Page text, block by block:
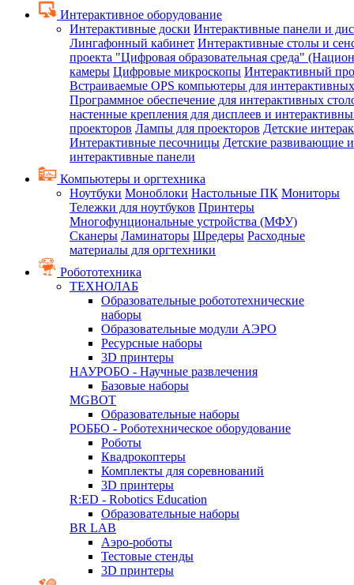
Интерактивное оборудование
Интерактивные доски Интерактивные панели и
Лингафонный кабинет Интерактивные столы и
проекта "Цифровая образовательная среда"
камеры Цифровые микроскопы Интерактивный
Встраиваемые OPS компьютеры для
Программное обеспечение для интерактивных
настенные крепления для дисплеев и
проекторов Лампы для проекторов Детские
Интерактивные песочницы Детские развивающие
интерактивные панели
Компьютеры и оргтехника
Ноутбуки Моноблоки Настольные ПК Мониторы
Тележки для ноутбуков Принтеры
Многофунциональные устройства (МФУ)
Сканеры Ламинаторы Шредеры Расходные
материалы для оргтехники
Робототехника
ТЕХНОЛАБ
Образовательные робототехнические
наборы
Образовательные модули АЭРО
Ресурсные наборы
3D принтеры
НАУРОБО - Научные развлечения
Базовые наборы
MGBOT
Образовательные наборы
РОББО - Роботехническое оборудование
Роботы
Квадрокоптеры
Комплекты для соревнований
3D принтеры
R:ED - Robotics Education
Образовательные наборы
BR LAB
Аэро-роботы
Тестовые стенды
3D принтеры